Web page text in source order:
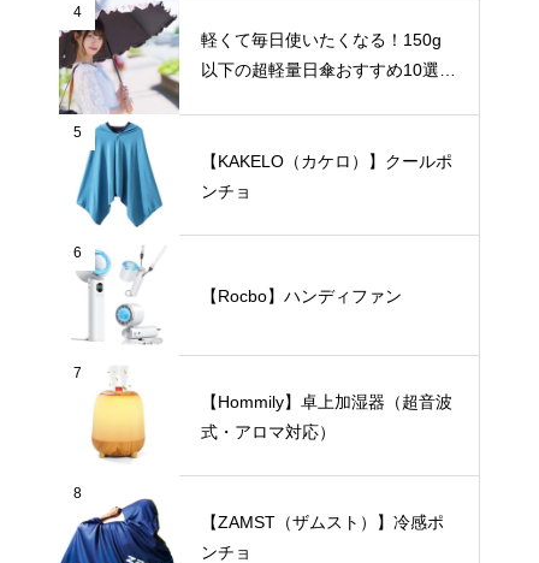
4
軽くて毎日使いたくなる！150g
以下の超軽量日傘おすすめ10選
5
【KAKELO（カケロ）】クールポ
ンチョ
6
【Rocbo】ハンディファン
7
【Hommily】卓上加湿器（超音波
式・アロマ対応）
8
【ZAMST（ザムスト）】冷感ポ
ンチョ